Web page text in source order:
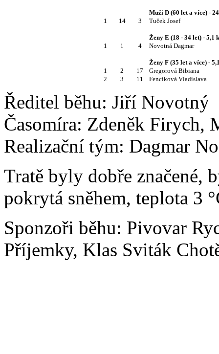
Muži D (60 let a více) -
1
14 3 Tuček Josef
Ženy E (18 - 34 let) - 5,1
1
1 4 Novotná Dagmar
Ženy F (35 let a více) -
1
2 17
Gregorová Bibiana
2
3 11 Fencíková Vladislava
Ředitel běhu: Jiří Novotný
Časomíra: Zdeněk Firych,
Realizační tým: Dagmar
Tratě byly dobře značené,
pokrytá sněhem, teplota 3
Sponzoři běhu: Pivovar
Příjemky, Klas Sviták